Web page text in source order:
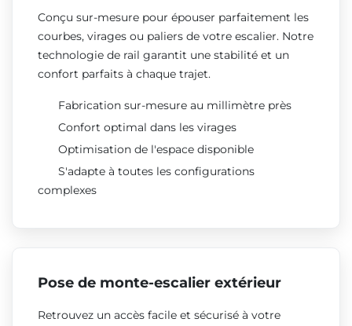
Conçu sur-mesure pour épouser parfaitement les
courbes, virages ou paliers de votre escalier. Notre
technologie de rail garantit une stabilité et un
confort parfaits à chaque trajet.
Fabrication sur-mesure au millimètre près
Confort optimal dans les virages
Optimisation de l'espace disponible
S'adapte à toutes les configurations
complexes
Pose de monte-escalier extérieur
Retrouvez un accès facile et sécurisé à votre